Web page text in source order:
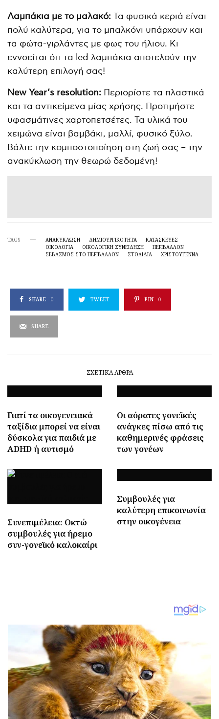
Λαμπάκια με το μαλακό: Τα φυσικά κεριά είναι
πολύ καλύτερα, για το μπαλκόνι υπάρχουν και
τα φώτα-γιρλάντες με φως του ήλιου. Κι
εννοείται ότι τα led λαμπάκια αποτελούν την
καλύτερη επιλογή σας!
New Year’s resolution: Περιορίστε τα πλαστικά
και τα αντικείμενα μίας χρήσης. Προτιμήστε
υφασμάτινες χαρτοπετσέτες. Τα υλικά του
χειμώνα είναι βαμβάκι, μαλλί, φυσικό ξύλο.
Βάλτε την κομποστοποίηση στη ζωή σας – την
ανακύκλωση την θεωρώ δεδομένη!
TAGS ΑΝΑΚΎΚΛΩΣΗ ΔΗΜΙΟΥΡΓΙΚΌΤΗΤΑ
ΚΑΤΑΣΚΕΥΕΣ
ΟΙΚΟΛΟΓΊΑ
ΟΙΚΟΛΟΓΙΚΉ ΣΥΝΕΊΔΗΣΗ
ΠΕΡΙΒΑΛΛΟΝ
ΣΕΒΑΣΜΌΣ ΣΤΟ ΠΕΡΙΒΆΛΛΟΝ
ΣΤΟΛΙΔΙΑ ΧΡΙΣΤΟΎΓΕΝΝΑ
SHARE 0 TWEET PIN 0
SHARE
ΣΧΕΤΙΚΆ ΆΡΘΡΑ
Γιατί τα οικογενειακά
ταξίδια μπορεί να είναι
δύσκολα για παιδιά με
ADHD ή αυτισμό
Οι αόρατες γονεϊκές
ανάγκες πίσω από τις
καθημερινές φράσεις
των γονέων
Συνεπιμέλεια: Οκτώ
συμβουλές για ήρεμο
συν-γονεϊκό καλοκαίρι
Συμβουλές για
καλύτερη επικοινωνία
στην οικογένεια